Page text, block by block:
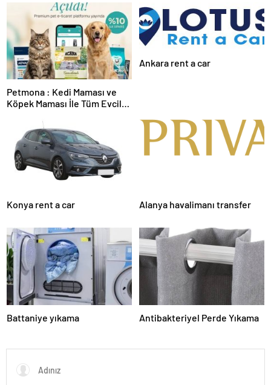
Petmona : Kedi Maması ve
Köpek Maması İle Tüm Evcil
Ankara rent a car
Konya rent a car Alanya havalimanı transfer
Battaniye yıkama Antibakteriyel Perde Yıkama